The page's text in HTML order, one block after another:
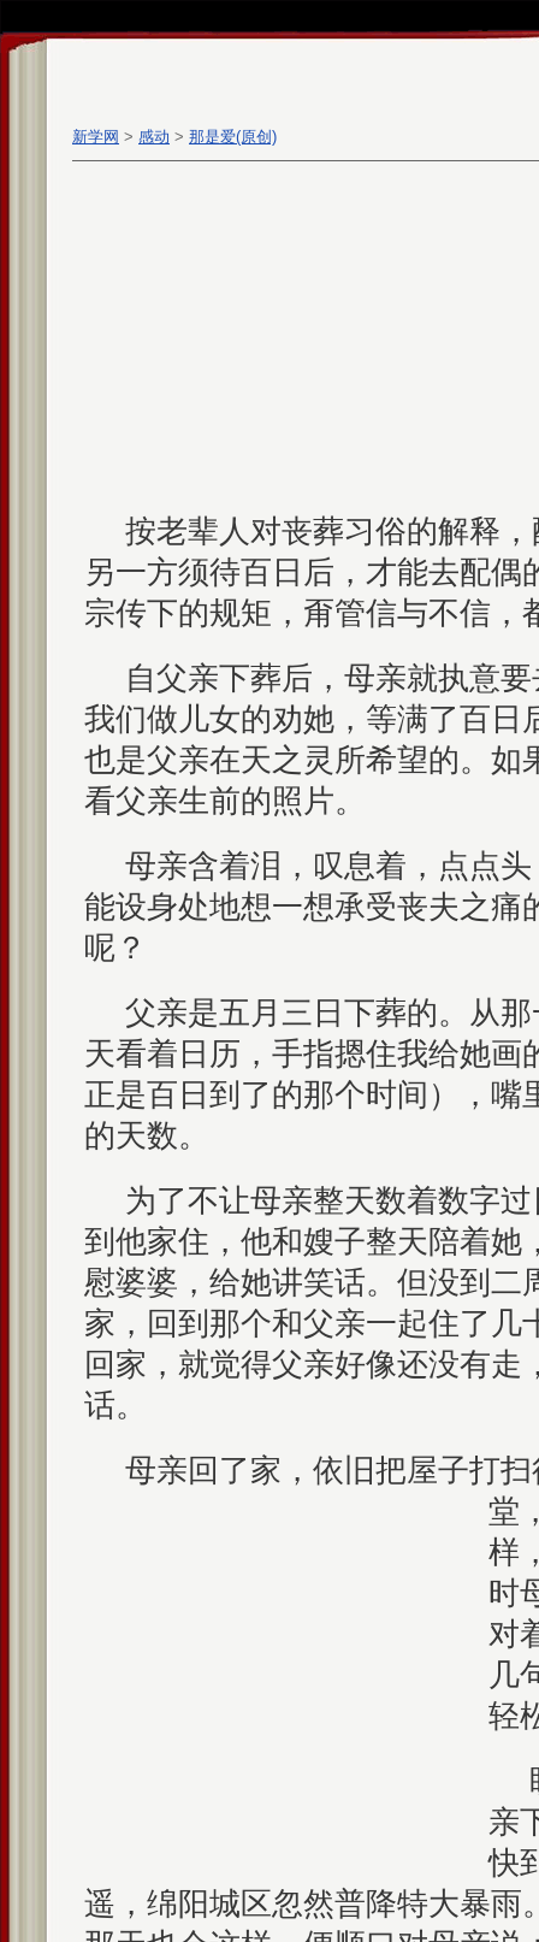
新学网 > 感动 > 那是爱(原创)
按老辈人对丧葬习俗的解释
另一方须待百日后，才能去配偶
宗传下的规矩，甭管信与不信，
自父亲下葬后，母亲就执意
我们做儿女的劝她，等满了百日
也是父亲在天之灵所希望的。如
看父亲生前的照片。
母亲含着泪，叹息着，点点
能设身处地想一想承受丧夫之痛
呢？
父亲是五月三日下葬的。从
天看着日历，手指摁住我给她画
正是百日到了的那个时间），嘴
的天数。
为了不让母亲整天数着数字
到他家住，他和嫂子整天陪着她
慰婆婆，给她讲笑话。但没到二
家，回到那个和父亲一起住了几
回家，就觉得父亲好像还没有走
话。
母亲回了家，依旧把屋子打
堂
样
时
对
几
轻
亲
快
遥，绵阳城区忽然普降特大暴雨